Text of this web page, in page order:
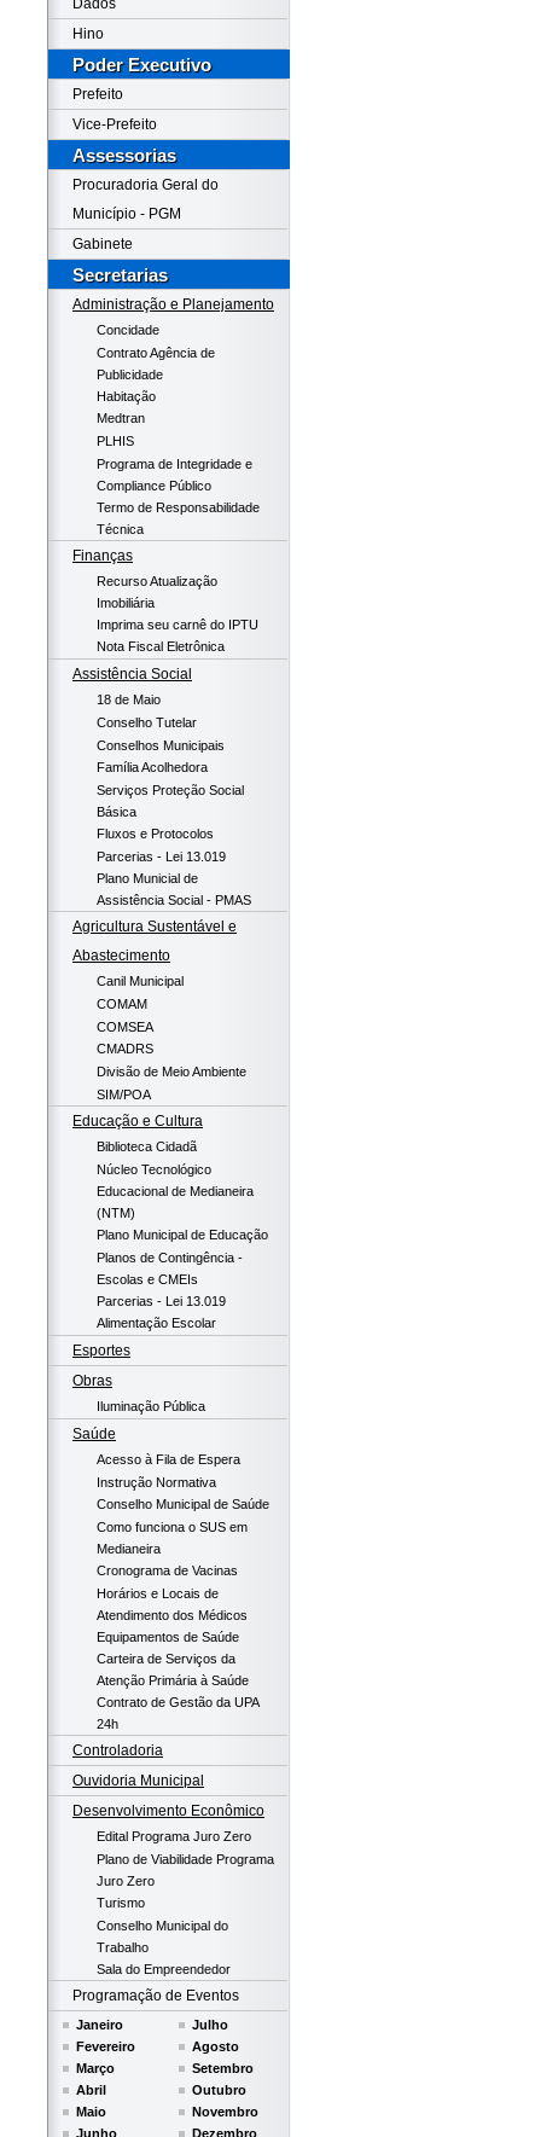
Dados
Hino
Poder Executivo
Prefeito
Vice-Prefeito
Assessorias
Procuradoria Geral do
Município - PGM
Gabinete
Secretarias
Administração e Planejamento
Concidade
Contrato Agência de
Publicidade
Habitação
Medtran
PLHIS
Programa de Integridade e
Compliance Público
Termo de Responsabilidade
Técnica
Finanças
Recurso Atualização
Imobiliária
Imprima seu carnê do IPTU
Nota Fiscal Eletrônica
Assistência Social
18 de Maio
Conselho Tutelar
Conselhos Municipais
Família Acolhedora
Serviços Proteção Social
Básica
Fluxos e Protocolos
Parcerias - Lei 13.019
Plano Municial de
Assistência Social - PMAS
Agricultura Sustentável e
Abastecimento
Canil Municipal
COMAM
COMSEA
CMADRS
Divisão de Meio Ambiente
SIM/POA
Educação e Cultura
Biblioteca Cidadã
Núcleo Tecnológico
Educacional de Medianeira
(NTM)
Plano Municipal de Educação
Planos de Contingência -
Escolas e CMEIs
Parcerias - Lei 13.019
Alimentação Escolar
Esportes
Obras
Iluminação Pública
Saúde
Acesso à Fila de Espera
Instrução Normativa
Conselho Municipal de Saúde
Como funciona o SUS em
Medianeira
Cronograma de Vacinas
Horários e Locais de
Atendimento dos Médicos
Equipamentos de Saúde
Carteira de Serviços da
Atenção Primária à Saúde
Contrato de Gestão da UPA
24h
Controladoria
Ouvidoria Municipal
Desenvolvimento Econômico
Edital Programa Juro Zero
Plano de Viabilidade Programa
Juro Zero
Turismo
Conselho Municipal do
Trabalho
Sala do Empreendedor
Programação de Eventos
Janeiro
Fevereiro
Março
Abril
Maio
Junho
Julho
Agosto
Setembro
Outubro
Novembro
Dezembro